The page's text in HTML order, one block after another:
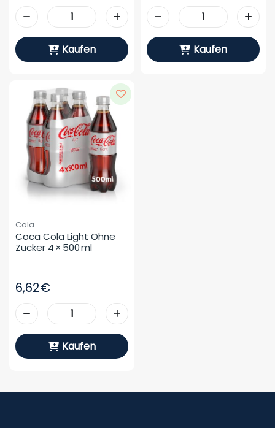
Kaufen Kaufen
Cola
Coca Cola Light Ohne
Zucker 4 × 500 Ml
6,62€
Kaufen